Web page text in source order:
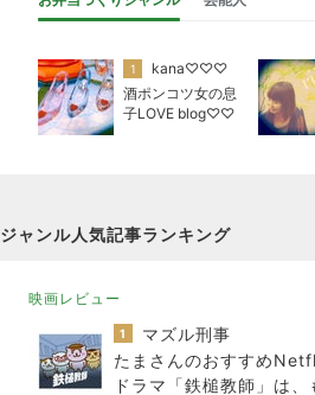
1
kana♡♡♡
酒ポンコツ女の息
子LOVE blog♡♡
ジャンル人気記事ランキング
映画レビュー
1
マズル刑事
たまさんのおすすめ
ドラマ「鉄槌教師」は、